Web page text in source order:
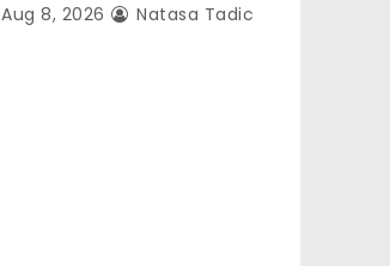
Aug 8, 2026 Natasa Tadic